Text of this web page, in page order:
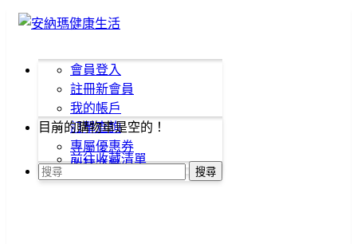
會員登入
註冊新會員
我的帳戶
訂單查詢
專屬優惠券
收藏清單
目前的購物車是空的！
前往收藏清單
搜尋